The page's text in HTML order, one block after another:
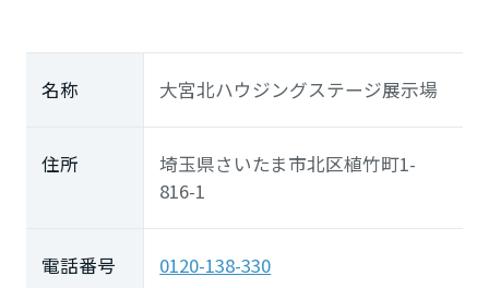
名称 大宮北ハウジングステージ展示場
住所
埼玉県さいたま市北区植竹町1-
816-1
電話番号 0120-138-330